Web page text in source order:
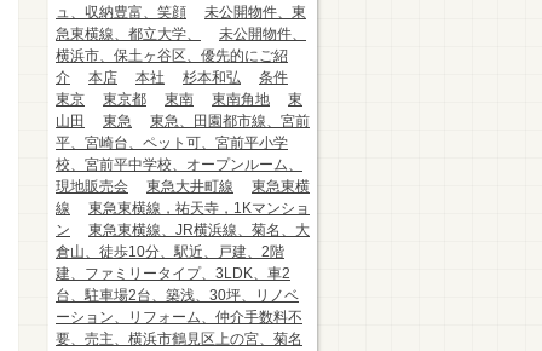
ュ、収納豊富、笑顔
未公開物件、東
急東横線、都立大学、
未公開物件、
横浜市、保土ヶ谷区、優先的にご紹
介
本店 本社 杉本和弘
条件
東京
東京都 東南 東南角地
東
山田
東急
東急、田園都市線、宮前
平、宮崎台、ペット可、宮前平小学
校、宮前平中学校、オープンルーム、
現地販売会
東急大井町線
東急東横
線
東急東横線，祐天寺，1Kマンショ
ン
東急東横線、JR横浜線、菊名、大
倉山、徒歩10分、駅近、戸建、2階
建、ファミリータイプ、3LDK、車2
台、駐車場2台、築浅、30坪、リノベ
ーション、リフォーム、仲介手数料不
要、売主、横浜市鶴見区上の宮、菊名